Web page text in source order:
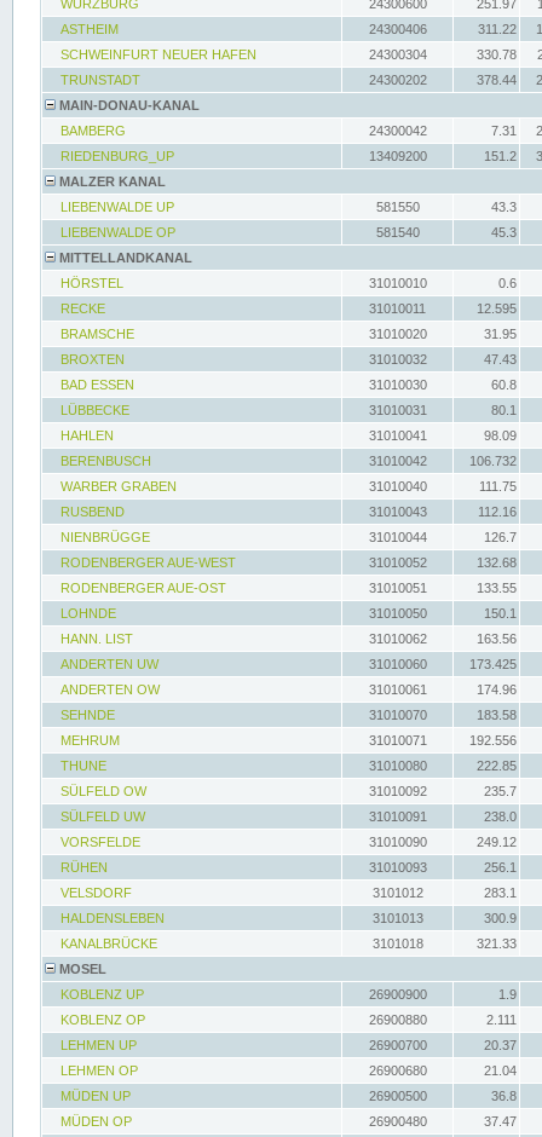
WÜRZBURG 24300600 251.97
ASTHEIM
24300406 311.22
SCHWEINFURT NEUER HAFEN
24300304 330.78
TRUNSTADT
24300202 378.44
MAIN-DONAU-KANAL
BAMBERG
24300042 7.31
RIEDENBURG_UP
13409200 151.2
MALZER KANAL
LIEBENWALDE UP
581550
43.3
LIEBENWALDE OP
581540
45.3
MITTELLANDKANAL
HÖRSTEL
31010010
0.6
RECKE
31010011
12.595
BRAMSCHE
31010020
31.95
BROXTEN
31010032
47.43
BAD ESSEN
31010030
60.8
LÜBBECKE
31010031
80.1
HAHLEN
31010041
98.09
BERENBUSCH
31010042
106.732
WARBER GRABEN
31010040
111.75
RUSBEND
31010043
112.16
NIENBRÜGGE
31010044
126.7
RODENBERGER AUE-WEST
31010052
132.68
RODENBERGER AUE-OST
31010051
133.55
LOHNDE
31010050
150.1
HANN. LIST
31010062
163.56
ANDERTEN UW
31010060
173.425
ANDERTEN OW
31010061
174.96
SEHNDE
31010070
183.58
MEHRUM
31010071
192.556
THUNE
31010080
222.85
SÜLFELD OW
31010092
235.7
SÜLFELD UW
31010091
238.0
VORSFELDE
31010090
249.12
RÜHEN
31010093
256.1
VELSDORF
3101012
283.1
HALDENSLEBEN
3101013
300.9
KANALBRÜCKE
3101018
321.33
MOSEL
KOBLENZ UP
26900900
1.9
KOBLENZ OP
26900880
2.111
LEHMEN UP
26900700
20.37
LEHMEN OP
26900680
21.04
MÜDEN UP
26900500
36.8
MÜDEN OP
26900480
37.47